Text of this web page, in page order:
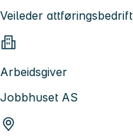
Veileder attføringsbedrift
Arbeidsgiver
Jobbhuset AS